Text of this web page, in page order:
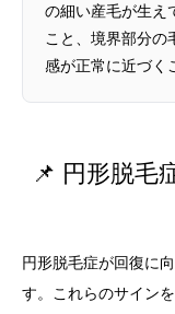
の細い産毛が生え
こと、境界部分の
感が正常に近づく
📌 円形脱毛
円形脱毛症が回復に
す。これらのサイン